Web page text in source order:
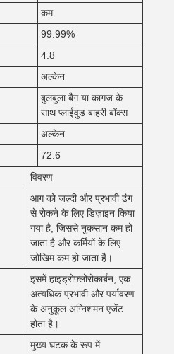
कम
99.99%
4.8
अल्केन
बुलबुला बैग या कागज के
साथ प्लाईवुड बाहरी बॉक्स
अल्केन
72.6
विवरण
आग को जल्दी और प्रभावी ढंग
से रोकने के लिए डिज़ाइन किया
गया है, जिससे नुकसान कम हो
जाता है और कर्मियों के लिए
जोखिम कम हो जाता है।
इसमें हाइड्रोफ्लोरोकार्बन, एक
अत्यधिक प्रभावी और पर्यावरण
के अनुकूल अग्निशमन एजेंट
होता है।
मुख्य घटक के रूप में